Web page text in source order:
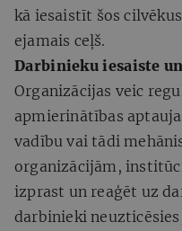
kā iesaistīt šos
ejamais ceļš.
Darbinieku iesaiste
Organizācijas veic
apmierinātības
vadību vai tādi
organizācijām,
izprast un reaģēt uz
darbinieki